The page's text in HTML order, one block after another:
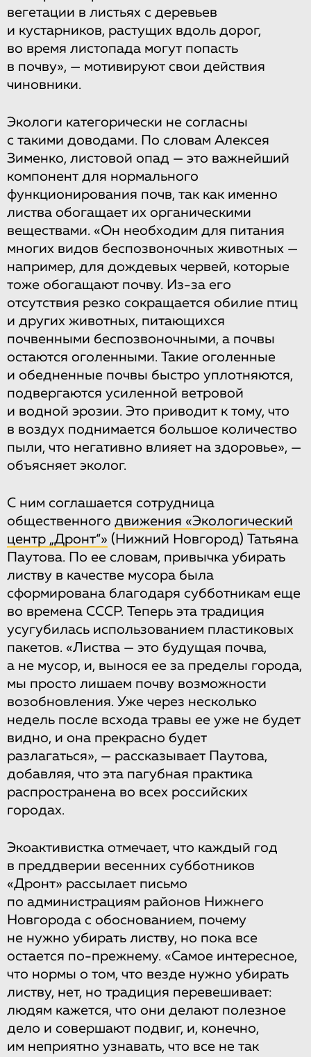
вегетации в листьях с деревьев
и кустарников, растущих вдоль дорог,
во время листопада могут попасть
в почву», — мотивируют свои действия
чиновники.
Экологи категорически не согласны
с такими доводами. По словам Алексея
Зименко, листовой опад — это важнейший
компонент для нормального
функционирования почв, так как именно
листва обогащает их органическими
веществами. «Он необходим для питания
многих видов беспозвоночных животных —
например, для дождевых червей, которые
тоже обогащают почву. Из-за его
отсутствия резко сокращается обилие птиц
и других животных, питающихся
почвенными беспозвоночными, а почвы
остаются оголенными. Такие оголенные
и обедненные почвы быстро уплотняются,
подвергаются усиленной ветровой
и водной эрозии. Это приводит к тому, что
в воздух поднимается большое количество
пыли, что негативно влияет на здоровье», —
объясняет эколог.
С ним соглашается сотрудница
общественного движения «Экологический
центр „Дронт“» (Нижний Новгород) Татьяна
Паутова. По ее словам, привычка убирать
листву в качестве мусора была
сформирована благодаря субботникам еще
во времена СССР. Теперь эта традиция
усугубилась использованием пластиковых
пакетов. «Листва — это будущая почва,
а не мусор, и, вынося ее за пределы города,
мы просто лишаем почву возможности
возобновления. Уже через несколько
недель после всхода травы ее уже не будет
видно, и она прекрасно будет
разлагаться», — рассказывает Паутова,
добавляя, что эта пагубная практика
распространена во всех российских
городах.
Экоактивистка отмечает, что каждый год
в преддверии весенних субботников
«Дронт» рассылает письмо
по администрациям районов Нижнего
Новгорода с обоснованием, почему
не нужно убирать листву, но пока все
остается по-прежнему. «Самое интересное,
что нормы о том, что везде нужно убирать
листву, нет, но традиция перевешивает:
людям кажется, что они делают полезное
дело и совершают подвиг, и, конечно,
им неприятно узнавать, что все не так